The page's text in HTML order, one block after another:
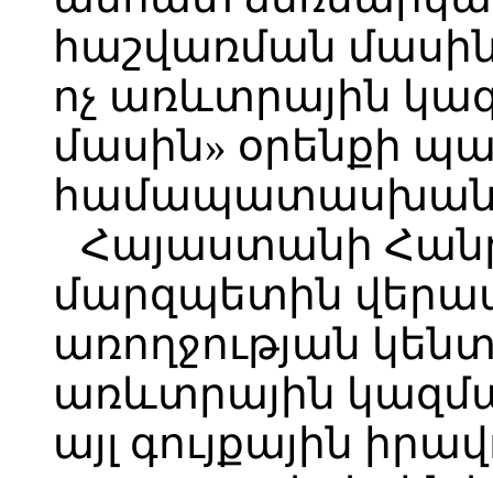
հաշվառման
ոչ առևտրային
մասին» օրենքի
Հայաստանի
մարզպետին
առողջության
առևտրային
այլ գույքային